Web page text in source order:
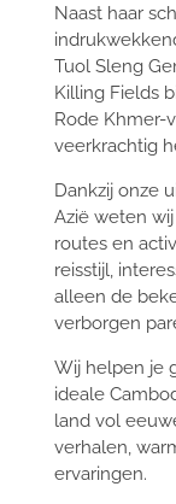
Naast haar
Tuol Sleng
Killing Fields
Rode Khmer-
veerkrachtig
Dankzij onze
Azië weten
routes en
reisstijl,
alleen de
verborgen
Wij helpen je
ideale
land vol
verhalen,
ervaringen.